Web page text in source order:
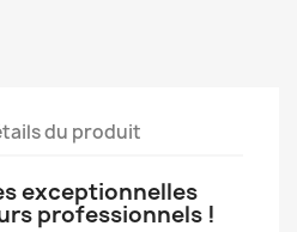
du produit
exceptionnelles
professionnels !